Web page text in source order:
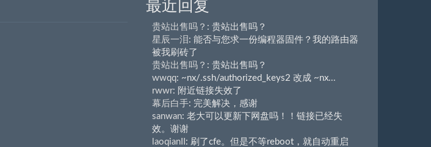
最近回复
贵站出售吗？ : 贵站出售吗？
星辰一泪 : 能否与您求一份编程器固件？我的路由器
被我刷砖了
贵站出售吗？ : 贵站出售吗？
wwqq: ~nx/.ssh/authorized_keys2 改成 ~nx...
rwwr: 附近链接失效了
幕后白手: 完美解决，感谢
sanwan: 老大可以更新下网盘吗！！链接已经失
效。谢谢
laoqianII : 刷了cfe。但是不等reboot，就自动重启